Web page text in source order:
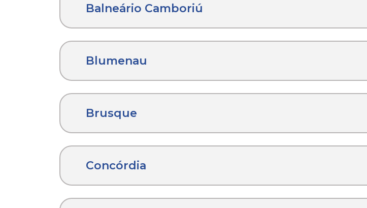
Balneário Camboriú
Blumenau
Brusque
Concórdia